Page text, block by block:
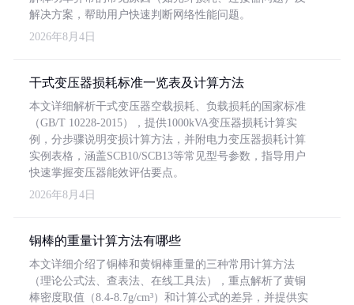
解决方案，帮助用户快速判断网络性能问题。
2026年8月4日
干式变压器损耗标准一览表及计算方法
本文详细解析干式变压器空载损耗、负载损耗的国家标准
（GB/T 10228-2015），提供1000kVA变压器损耗计算实
例，分步骤说明变损计算方法，并附电力变压器损耗计算
实例表格，涵盖SCB10/SCB13等常见型号参数，指导用户
快速掌握变压器能效评估要点。
2026年8月4日
铜棒的重量计算方法有哪些
本文详细介绍了铜棒和黄铜棒重量的三种常用计算方法
（理论公式法、查表法、在线工具法），重点解析了黄铜
棒密度取值（8.4-8.7g/cm³）和计算公式的差异，并提供实